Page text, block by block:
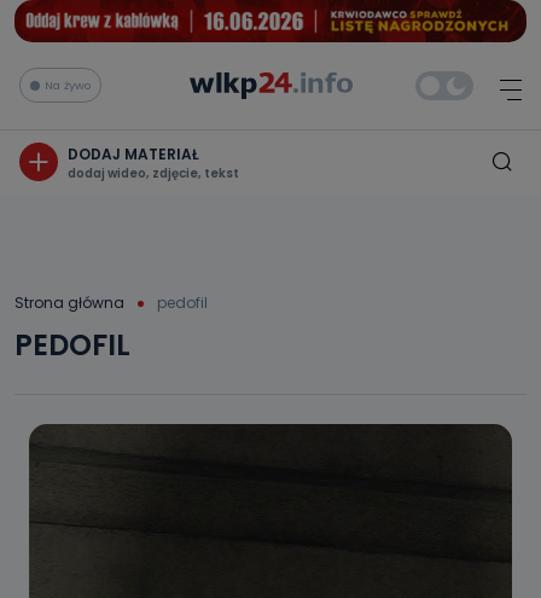
Na żywo
DODAJ MATERIAŁ
dodaj wideo, zdjęcie, tekst
Strona główna pedofil
PEDOFIL